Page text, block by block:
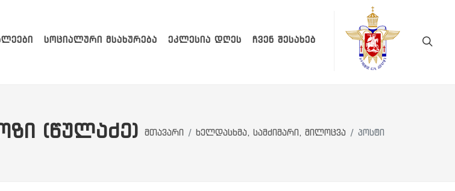
ᲡᲝᲪᲘᲐᲚᲣᲠᲘ ᲛᲡᲐᲮᲣᲠᲔᲑᲐ ᲔᲙᲚᲔᲡᲘᲐ ᲓᲦᲔᲡ ᲩᲕᲔᲜ ᲨᲔᲡᲐᲮᲔᲑ
(ᲬᲣᲚᲐᲫᲔ) მთავარი ხელდასხმა, სამძიმარი, მილოცვა პოსტი